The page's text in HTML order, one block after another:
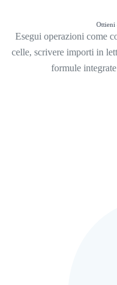
Ottieni
Esegui operazioni come
celle, scrivere importi in
formule